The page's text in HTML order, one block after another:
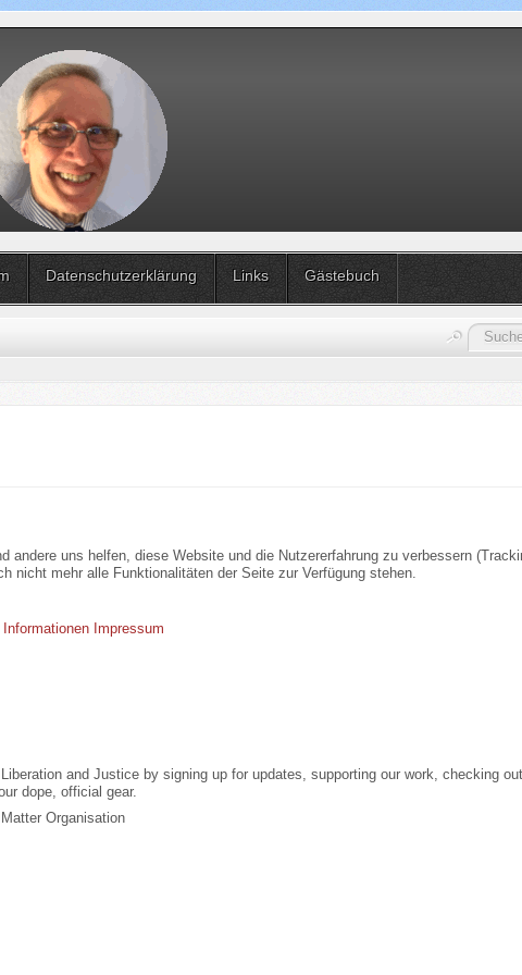
Datenschutzerklärung Links Gästebuch
Suchen
...
and Justice by signing up for updates, supporting our work, checking
dope, official gear.
Organisation
uns helfen, diese Website und die Nutzererfahrung zu verbessern
nicht mehr alle Funktionalitäten der Seite zur Verfügung stehen.
Impressum